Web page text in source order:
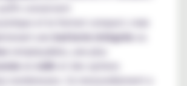
pratique et le format compact, mais
batterie intégrée
remplaçables, une plus
mAh
et des options
nombreuses. Ce renouvellement a